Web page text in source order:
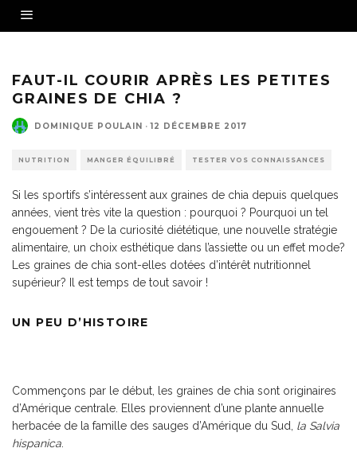
FAUT-IL COURIR APRÈS LES PETITES
GRAINES DE CHIA ?
DOMINIQUE POULAIN · 12 DÉCEMBRE 2017
NUTRITION MANGER ÉQUILIBRÉ TESTER VOS CONNAISSANCES
Si les sportifs s’intéressent aux graines de chia depuis quelques
années, vient très vite la question : pourquoi ? Pourquoi un tel
engouement ? De la curiosité diététique, une nouvelle stratégie
alimentaire, un choix esthétique dans l’assiette ou un effet mode?
Les graines de chia sont-elles dotées d’intérêt nutritionnel
supérieur? Il est temps de tout savoir !
UN PEU D’HISTOIRE
Commençons par le début, les graines de chia sont originaires
d’Amérique centrale. Elles proviennent d’une plante annuelle
herbacée de la famille des sauges d’Amérique du Sud, la Salvia
hispanica